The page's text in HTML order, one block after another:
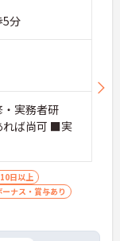
5分
実務者研
れば尚可 ■実
日以上
ーナス・賞与あり